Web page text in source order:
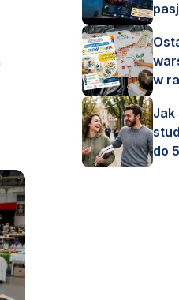
w
Jak
do